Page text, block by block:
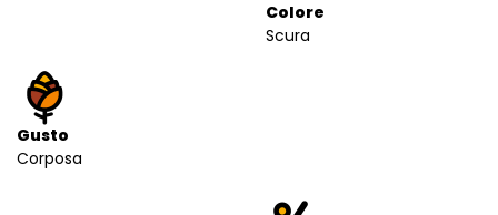
Colore
Scura
Gusto
Corposa